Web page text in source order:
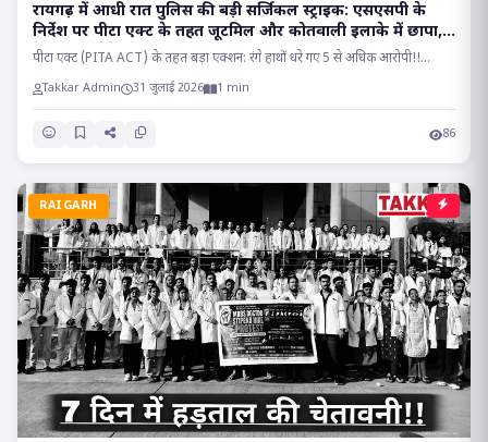
रायगढ़ में आधी रात पुलिस की बड़ी सर्जिकल स्ट्राइक: एसएसपी के
निर्देश पर पीटा एक्ट के तहत जूटमिल और कोतवाली इलाके में छापा,
देह व्यापार रैकेट का भंडाफोड़!!
पीटा एक्ट (PITA ACT) के तहत बड़ा एक्शन: रंगे हाथों धरे गए 5 से अधिक आरोपी!!...
Takkar Admin 31 जुलाई 2026 1 min
86
RAIGARH